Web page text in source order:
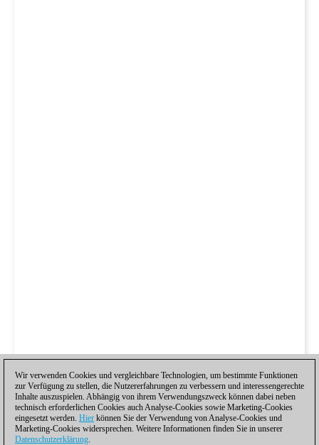
Wir verwenden Cookies und vergleichbare Technologien, um bestimmte Funktionen
zur Verfügung zu stellen, die Nutzererfahrungen zu verbessern und interessengerechte
Inhalte auszuspielen. Abhängig von ihrem Verwendungszweck können dabei neben
technisch erforderlichen Cookies auch Analyse-Cookies sowie Marketing-Cookies
eingesetzt werden. Hier können Sie der Verwendung von Analyse-Cookies und
Marketing-Cookies widersprechen. Weitere Informationen finden Sie in unserer
Datenschutzerklärung.